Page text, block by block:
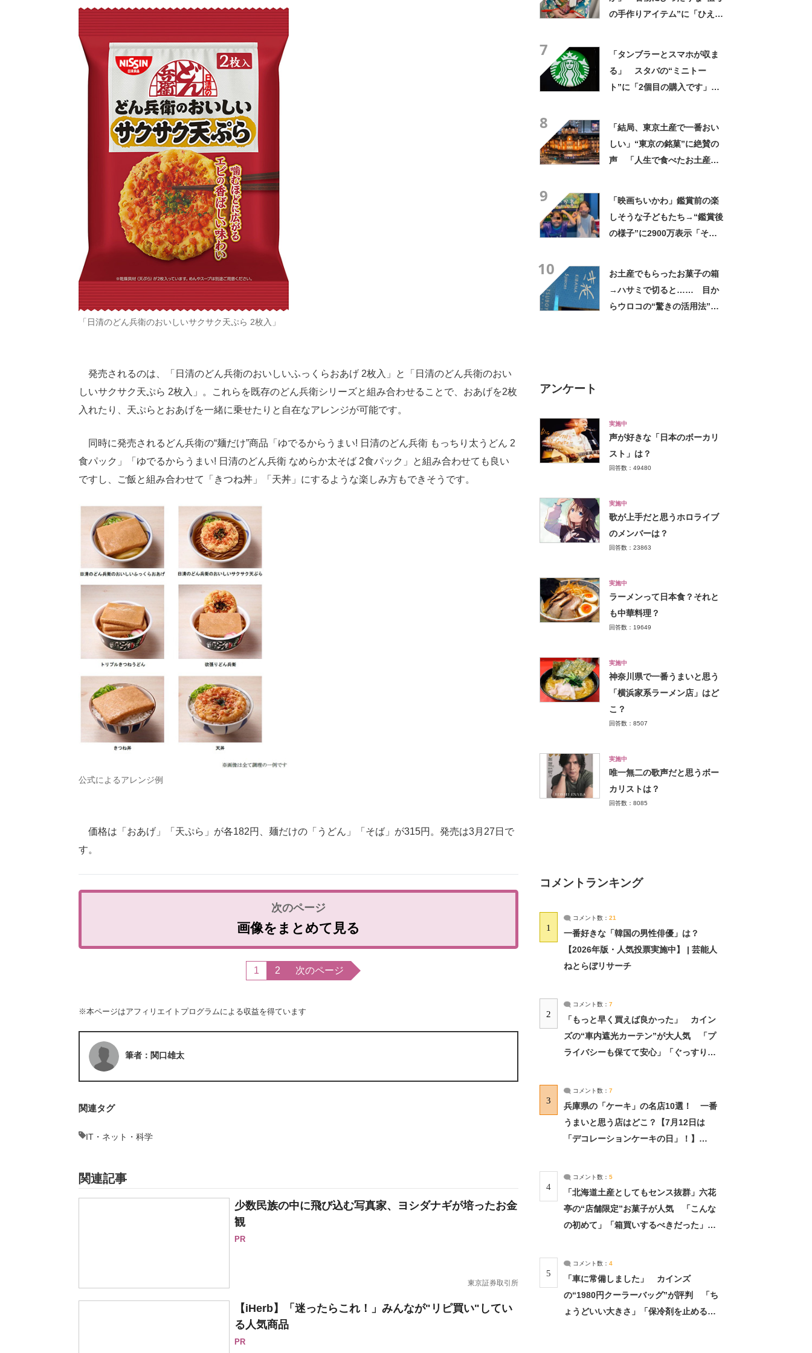
「日清のどん兵衛のおいしいサクサク天ぷら 2枚入」
発売されるのは、「日清のどん兵衛のおいしいふっくらおあげ 2枚入」と「日清のどん兵衛のおい
しいサクサク天ぷら 2枚入」。これらを既存のどん兵衛シリーズと組み合わせることで、おあげを2枚
入れたり、天ぷらとおあげを一緒に乗せたりと自在なアレンジが可能です。
同時に発売されるどん兵衛の“麺だけ”商品「ゆでるからうまい! 日清のどん兵衛 もっちり太うどん 2
食パック」「ゆでるからうまい! 日清のどん兵衛 なめらか太そば 2食パック」と組み合わせても良い
ですし、ご飯と組み合わせて「きつね丼」「天丼」にするような楽しみ方もできそうです。
公式によるアレンジ例
価格は「おあげ」「天ぷら」が各182円、麺だけの「うどん」「そば」が315円。発売は3月27日で
す。
画像をまとめて見る
1 2 次のページ
※本ページはアフィリエイトプログラムによる収益を得ています
筆者：関口雄太
関連タグ
IT・ネット・科学
関連記事
少数民族の中に飛び込む写真家、ヨシダナギが培ったお金
観
PR
東京証券取引所
【iHerb】「迷ったらこれ！」みんなが"リピ買い"してい
る人気商品
PR
の手作りアイテム”に「ひえ
7
「タンブラーとスマホが収ま
る」 スタバの“ミニトー
ト”に「2個目の購入です」
8
「結局、東京土産で一番おい
しい」“東京の銘菓”に絶賛の
声 「人生で食べたお土産の
9
「映画ちいかわ」鑑賞前の楽
しそうな子どもたち→“鑑賞後
の様子”に2900万表示「そう
10
お土産でもらったお菓子の箱
→ハサミで切ると…… 目か
らウロコの“驚きの活用法”に
アンケート
実施中
声が好きな「日本のボーカリ
スト」は？
回答数：49480
実施中
歌が上手だと思うホロライブ
のメンバーは？
回答数：23863
実施中
ラーメンって日本食？それと
も中華料理？
回答数：19649
実施中
神奈川県で一番うまいと思う
「横浜家系ラーメン店」はど
こ？
回答数：8507
実施中
唯一無二の歌声だと思うボー
カリストは？
回答数：8085
コメントランキング
1
コメント数： 21
一番好きな「韓国の男性俳優」は？
【2026年版・人気投票実施中】 | 芸能人
ねとらぼリサーチ
2
コメント数： 7
「もっと早く買えば良かった」 カイン
ズの“車内遮光カーテン”が大人気 「プ
ライバシーも保てて安心」「ぐっすり眠
3
コメント数： 7
兵庫県の「ケーキ」の名店10選！ 一番
うまいと思う店はどこ？【7月12日は
「デコレーションケーキの日」！】
4
コメント数： 5
「北海道土産としてもセンス抜群」六花
亭の“店舗限定”お菓子が人気 「こんな
の初めて」「箱買いするべきだった」
5
コメント数： 4
「車に常備しました」 カインズ
の“1980円クーラーバッグ”が評判 「ち
ょうどいい大きさ」「保冷剤を止めるベ